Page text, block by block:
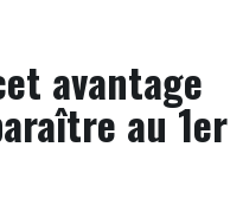
avantage
au 1er